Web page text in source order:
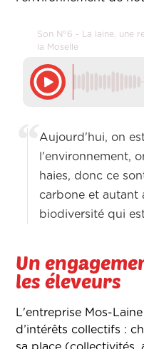
Son N°6 - La laine, une
la Moselle
Aujourd'hui, on
l'environnement,
haies, donc ce
carbone et autant
biodiversité qui
Un
les éleveurs
L'entreprise Mos-
d’intérêts collectifs :